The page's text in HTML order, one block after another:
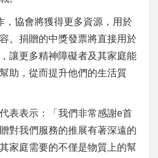
，協會將獲得更多資源，用於
。捐贈的中獎發票將直接用於
讓更多精神障礙者及其家庭能
助，從而提升他們的生活質
表表示：「我們非常感謝e首
對我們服務的推展有著深遠的
家庭需要的不僅是物質上的幫